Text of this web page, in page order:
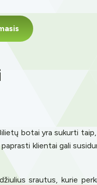
botai yra sukurti taip,
klientai gali
srautus, kurie